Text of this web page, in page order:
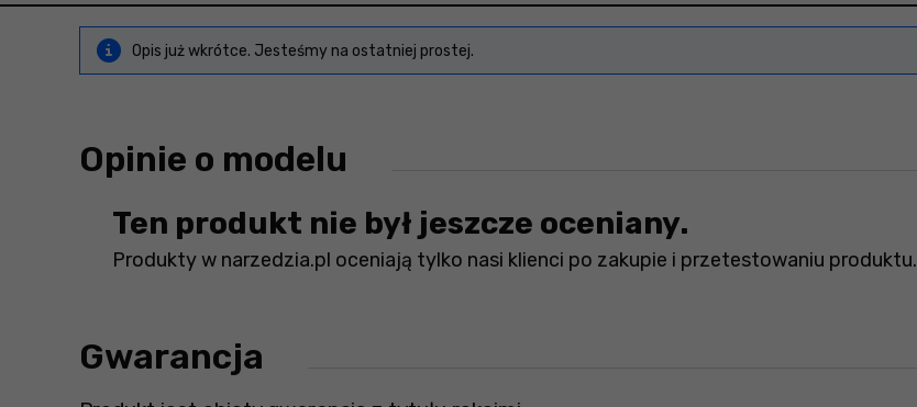
Opis już wkrótce. Jesteśmy na ostatniej prostej.
Opinie o modelu
Ten produkt nie był jeszcze oceniany.
Produkty w narzedzia.pl oceniają tylko nasi klienci po zakupie i przetestowaniu produktu.
Gwarancja